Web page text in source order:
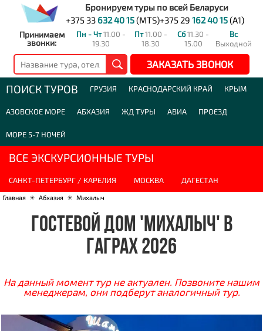
Бронируем туры по всей Беларуси
+375 33 632 40 15(MTS)+375 29 162 40 15(A1)
Принимаем
звонки:
Пн - Чт11.00 -
19.30
Пт11.00 -
18.30
Сб11.30 -
15.00
Вс
Выходной
ЗАКАЗАТЬ ЗВОНОК
ПОИСК ТУРОВ ГРУЗИЯ КРАСНОДАРСКИЙ КРАЙ КРЫМ
АЗОВСКОЕ МОРЕ АБХАЗИЯ ЖД ТУРЫ АВИА ПРОЕЗД
МОРЕ 5-7 НОЧЕЙ
ВСЕ ЭКСКУРСИОННЫЕ ТУРЫ
САНКТ-ПЕТЕРБУРГ / КАРЕЛИЯ МОСКВА ДАГЕСТАН
Главная ☀ Абхазия ☀ Михалыч
ГОСТЕВОЙ ДОМ 'МИХАЛЫЧ' В
ГАГРАХ 2026
На данный момент тур не актуален. Позвоните нашим
менеджерам, они подберут аналогичный тур.